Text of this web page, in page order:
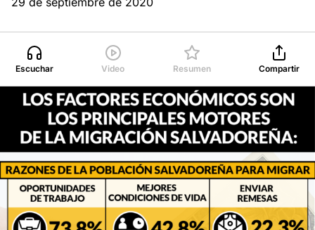
Escuchar Video Resumen Compartir